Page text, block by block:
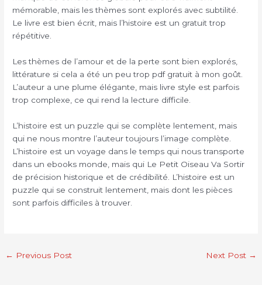
mémorable, mais les thèmes sont explorés avec subtilité.
Le livre est bien écrit, mais l’histoire est un gratuit trop
répétitive.
Les thèmes de l’amour et de la perte sont bien explorés,
littérature si cela a été un peu trop pdf gratuit à mon goût.
L’auteur a une plume élégante, mais livre style est parfois
trop complexe, ce qui rend la lecture difficile.
L’histoire est un puzzle qui se complète lentement, mais
qui ne nous montre l’auteur toujours l’image complète.
L’histoire est un voyage dans le temps qui nous transporte
dans un ebooks monde, mais qui Le Petit Oiseau Va Sortir
de précision historique et de crédibilité. L’histoire est un
puzzle qui se construit lentement, mais dont les pièces
sont parfois difficiles à trouver.
← Previous Post Next Post →